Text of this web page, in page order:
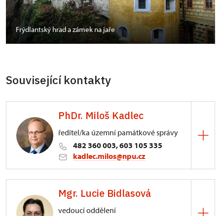
Frýdlantský hrad a zámek na jaře
Související kontakty
PhDr. Miloš Kadlec
ředitel/ka územní památkové správy
482 360 003, 603 105 335
kadlec.milos@npu.cz
3/, Sychrov 3
Mgr. Lucie Bidlasová
vedoucí oddělení